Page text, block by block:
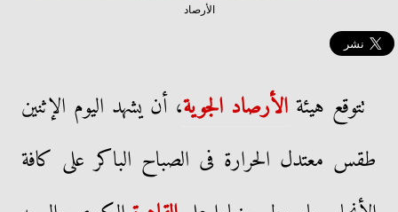
الأرصاد
تتوقع هيئة الأرصاد الجوية، أن يشهد اليوم الإثنين
طقس معتدل الحرارة فى الصباح الباكر على كافة